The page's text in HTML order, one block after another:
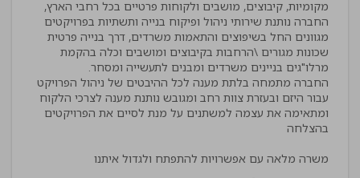
החברה נותנת שירותי ניהול ופיקוח בנייה ותשתיות בפרויקטים
מגוונים החל בשיפוצים והתאמות משרדים, דרך בנייה פרטית
שכונות מגורים \הרחבות בקיבוצים ומושבים וכלה בהקמת
החברה מתמחה בלתת מענה לכל ההיבטים של ניהול הפרויקט
עבור היזם ובעזרת צוות רחב ומגובש נותנת מענה לצרכי הלקוח
ומתאימה את עצמה למשתנים על מנת לסיים את הפרויקטים
משרה מלאה עם אפשרויות להתפתח ולגדול איתנו